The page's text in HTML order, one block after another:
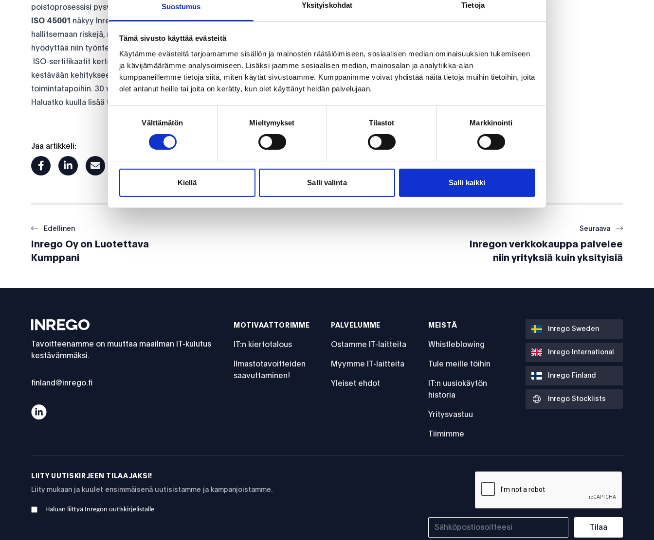
Suostumus Yksityiskohdat Tietoja
Tämä sivusto käyttää evästeitä
Käytämme evästeitä tarjoamamme sisällön ja mainosten räätälöimiseen, sosiaalisen median ominaisuuksien tukemiseen
ja kävijämäärämme analysoimiseen. Lisäksi jaamme sosiaalisen median, mainosalan ja analytiikka-alan
kumppaneillemme tietoja siitä, miten käytät sivustoamme. Kumppanimme voivat yhdistää näitä tietoja muihin tietoihin, joita
olet antanut heille tai joita on kerätty, kun olet käyttänyt heidän palvelujaan.
Välttämätön Mieltymykset Tilastot Markkinointi
Kiellä Salli valinta Salli kaikki
poistoprosessisi pysyy vaatimustenmukaisena ja täyttää korkeat turvallisuusstandardit.
ISO 45001 näkyy Inregossa panostuksena työturvallisuuteen ja työhyvinvointiin, se auttaa meitä
hallitsemaan riskejä, noudattamaan lainsäädäntöä ja rakentamaan vahvaa turvallisuuskulttuuria. Tämä
hyödyttää niin työntekijöitämme kuin yrityksen toimintaa kokonaisuudessaan.
ISO-sertifikaatit kertovat luotettavasti Inregon sitoutumisesta jatkuvaan laatuun, turvallisuuteen ja
kestävään kehitykseen. Se on merkki siitä, että me haluamme investoida laadukkaisiin prosesseihin ja
toimintatapoihin. 30 vuoden aikana hiottu prosessimme kehittyy jatkuvasti ja pysyy ajan hermoilla.
Haluatko kuulla lisää toiminnastamme?
Jaa artikkeli:
facebooklinkedinmail twitter
Edellinen
Inrego Oy on Luotettava
Kumppani
Seuraava
Inregon verkkokauppa palvelee
niin yrityksiä kuin yksityisiä
Inrego
Tavoitteenamme on muuttaa maailman IT-kulutus
kestävämmäksi.
finland@inrego.fi
Toimintamme on ISO-sertifioitua
MOTIVAATTORIMME
IT:n kiertotalous
Ilmastotavoitteiden
saavuttaminen!
PALVELUMME
Ostamme IT-laitteita
Myymme IT-laitteita
Yleiset ehdot
MEISTÄ
Whistleblowing
Tule meille töihin
IT:n uusiokäytön
historia
Yritysvastuu
Tiimimme
Inrego Sweden
Inrego International
Inrego Finland
Inrego Stocklists
LIITY UUTISKIRJEEN TILAAJAKSI!
Liity mukaan ja kuulet ensimmäisenä uutisistamme ja kampanjoistamme.
Haluan liittyä Inregon uutiskirjelistalle
Tilaa